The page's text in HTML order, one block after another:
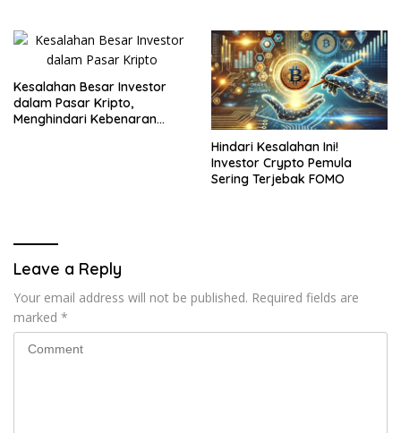
Kesalahan Besar Investor
dalam Pasar Kripto,
Menghindari Kebenaran
Hindari Kesalahan Ini!
Investor Crypto Pemula
Sering Terjebak FOMO
Leave a Reply
Your email address will not be published. Required fields are
marked *